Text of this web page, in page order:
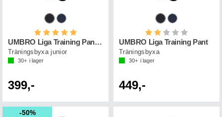
Betyg:
UMBRO Liga Training Pant Jr
Träningsbyxa junior
30+ i lager
399,-
Betyg:
UMBRO Liga Training Pant
Träningsbyxa
30+ i lager
449,-
50%